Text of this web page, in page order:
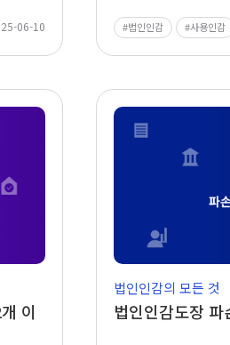
06-10 법인인감 사용인감
이 법인인감도장
법인인감의 모든 것